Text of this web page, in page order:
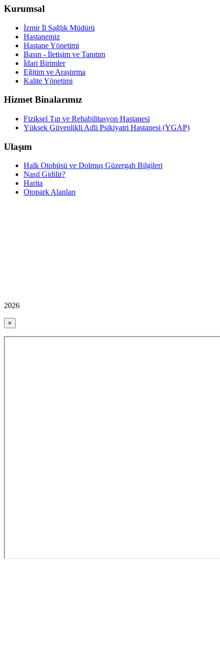
Kurumsal
İzmir İl Sağlık Müdürü
Hastanemiz
Hastane Yönetimi
Basın - İletişim ve Tanıtım
İdari Birimler
Eğitim ve Araştırma
Kalite Yönetimi
Hizmet Binalarımız
Fiziksel Tıp ve Rehabilitasyon Hastanesi
Yüksek Güvenlikli Adli Psikiyatri Hastanesi (YGAP)
Ulaşım
Halk Otobüsü ve Dolmuş Güzergah Bilgileri
Nasıl Gidilir?
Harita
Otopark Alanları
2026
×